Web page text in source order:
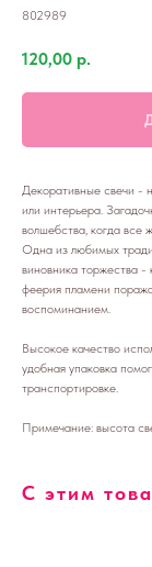
802989
120,00 р.
Декоративные свечи -
или интерьера.
волшебства, когда все
Одна из любимых
виновника торжества -
феерия пламени
воспоминанием.
Высокое качество
удобная упаковка
транспортировке.
Примечание: высота
С этим